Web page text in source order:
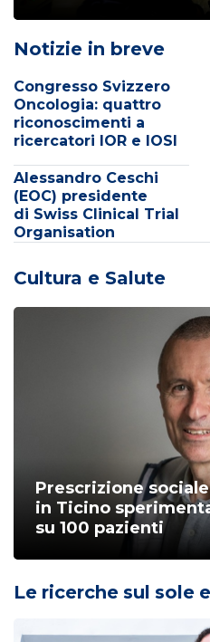
Notizie in breve
Congresso Svizzero
Oncologia: quattro
riconoscimenti a
ricercatori IOR e IOSI
Alessandro Ceschi
(EOC) presidente
di Swiss Clinical Trial
Organisation
Cultura e Salute
Prescrizione
in Ticino
su 100 pazienti
Le ricerche sul sole